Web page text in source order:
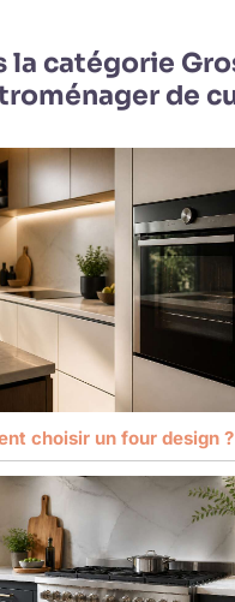
la catégorie
de
choisir un four design ?